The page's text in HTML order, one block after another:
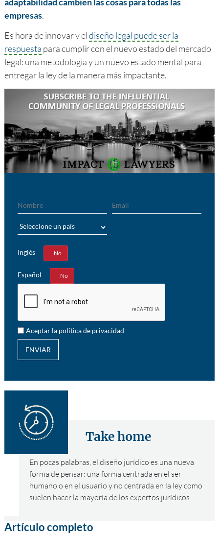
empresas.
Es hora de innovar y eldiseño legal puede ser la
respuesta para cumplir con el nuevo estado del mercado
legal: una metodología y un nuevo estado mental para
entregar la ley de la manera más impactante.
Inglés
Sí No
Español
Sí No
Aceptar la política de privacidad
ENVIAR
Take home
En pocas palabras, el diseño jurídico es una nueva
forma de pensar: una forma centrada en el ser
humano o en el usuario y no centrada en la ley como
suelen hacer la mayoría de los expertos jurídicos.
Artículo completo